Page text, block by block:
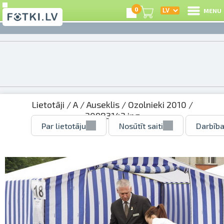
0 MENU
Lietotāji /A/Auseklis/ Ozolnieki 2010 /
30983142.jpg
Par lietotāju Nosūtīt saiti